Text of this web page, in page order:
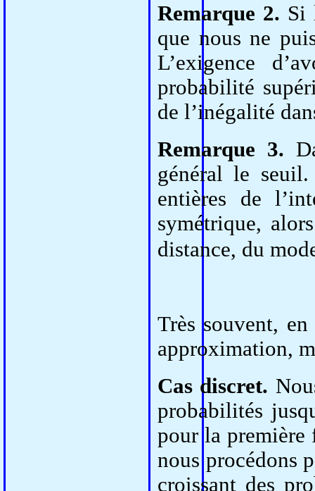
Remarque 2. Si
que nous ne
L’exigence
probabilité
de l’inégalité
Remarque 3.
général le
entières de
symétrique,
distance, du
Très souvent,
approximation,
Cas discret.
probabilités
pour la première
nous procédons
croissant des